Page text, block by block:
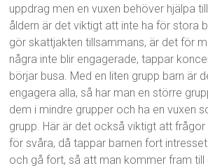
uppdrag men en vuxen behöver hjälpa
åldern är det viktigt att inte ha för stora
gör skattjakten tillsammans, är det för
några inte blir engagerade, tappar
börjar busa. Med en liten grupp barn är
engagera alla, så har man en större
dem i mindre grupper och ha en vuxen
grupp. Här är det också viktigt att
för svåra, då tappar barnen fort
och gå fort, så att man kommer fram